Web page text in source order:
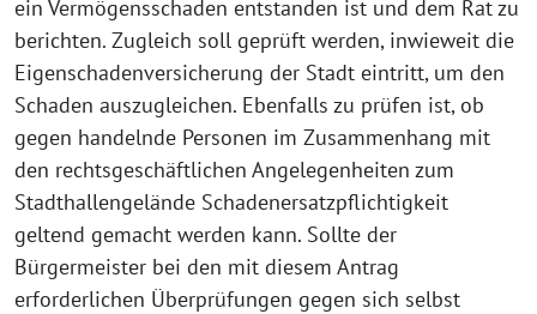
ein Vermögensschaden entstanden ist und dem Rat zu
berichten. Zugleich soll geprüft werden, inwieweit die
Eigenschadenversicherung der Stadt eintritt, um den
Schaden auszugleichen. Ebenfalls zu prüfen ist, ob
gegen handelnde Personen im Zusammenhang mit
den rechtsgeschäftlichen Angelegenheiten zum
Stadthallengelände Schadenersatzpflichtigkeit
geltend gemacht werden kann. Sollte der
Bürgermeister bei den mit diesem Antrag
erforderlichen Überprüfungen gegen sich selbst